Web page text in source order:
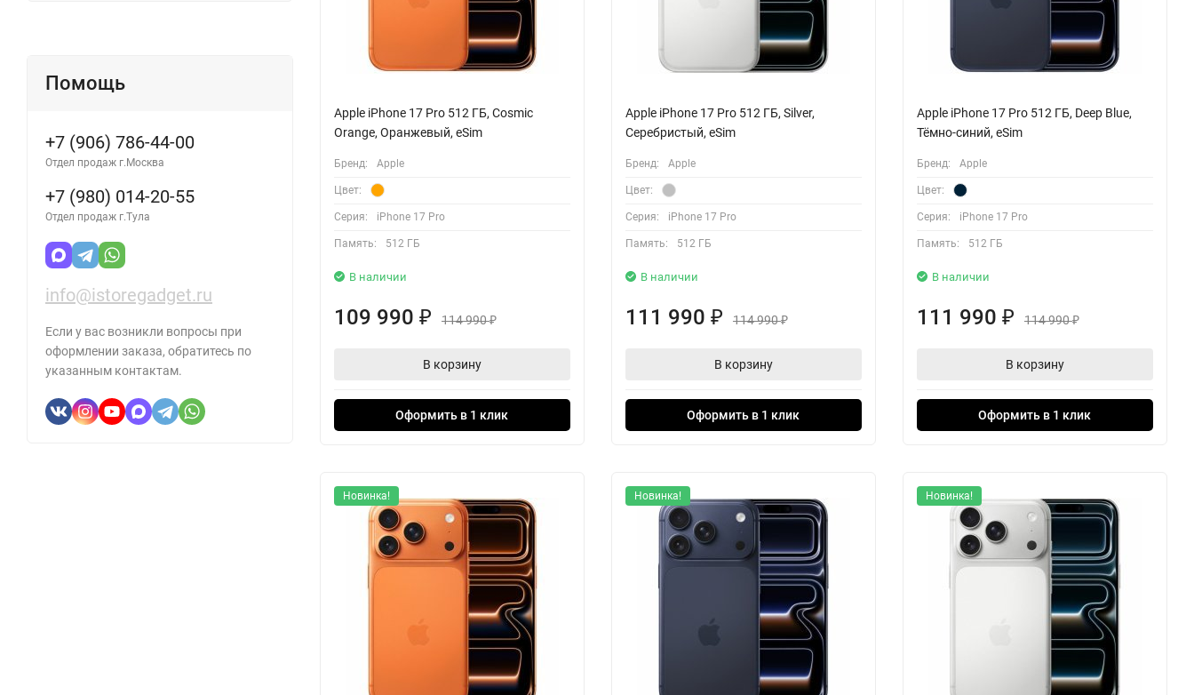
Помощь
+7 (906) 786-44-00
Отдел продаж г.Москва
+7 (980) 014-20-55
Отдел продаж г.Тула
info@istoregadget.ru
Если у вас возникли вопросы при
оформлении заказа, обратитесь по
указанным контактам.
Apple iPhone 17 Pro 512 ГБ, Cosmic
Orange, Оранжевый, eSim
Бренд: Apple
Цвет:
Серия: iPhone 17 Pro
Память: 512 ГБ
В наличии
109 990 ₽ 114 990₽
В корзину
Оформить в 1 клик
Apple iPhone 17 Pro 512 ГБ, Silver,
Серебристый, eSim
Бренд: Apple
Цвет:
Серия: iPhone 17 Pro
Память: 512 ГБ
В наличии
111 990 ₽ 114 990₽
В корзину
Оформить в 1 клик
Apple iPhone 17 Pro 512 ГБ, Deep Blue,
Тёмно-синий, eSim
Бренд: Apple
Цвет:
Серия: iPhone 17 Pro
Память: 512 ГБ
В наличии
111 990 ₽ 114 990₽
В корзину
Оформить в 1 клик
Новинка! Новинка! Новинка!